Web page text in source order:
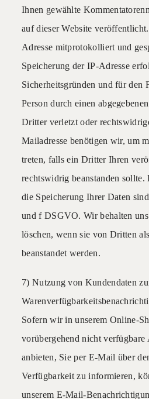
Ihnen gewählte
auf dieser Website
Adresse mitprotokolliert und
Speicherung der IP-Adresse
Sicherheitsgründen und für den
Person durch einen
Dritter verletzt oder
Mailadresse benötigen wir, um
treten, falls ein Dritter Ihren
rechtswidrig beanstanden sollte.
die Speicherung Ihrer Daten
und f DSGVO. Wir behalten
löschen, wenn sie von Dritten
beanstandet werden.
7) Nutzung von Kundendaten
Sofern wir in unserem Online-
vorübergehend nicht
anbieten, Sie per E-Mail über
Verfügbarkeit zu informieren,
unserem E-Mail-